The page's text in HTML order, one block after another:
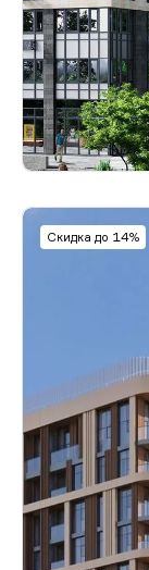
Скидка до 14%